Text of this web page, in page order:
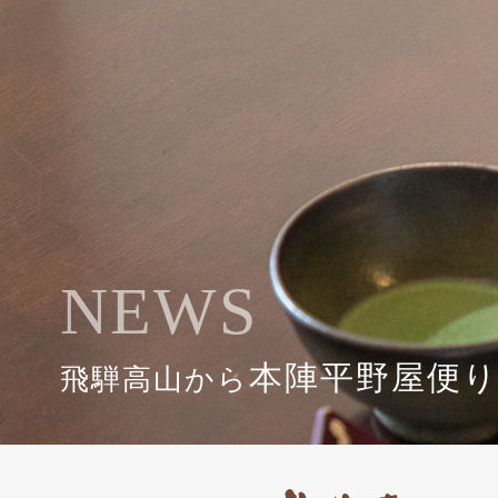
NEWS
飛騨高山から 本陣平野屋便り